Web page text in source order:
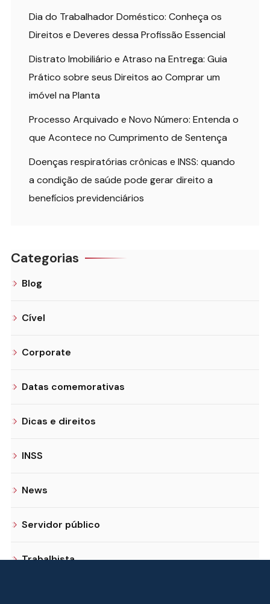
Dia do Trabalhador Doméstico: Conheça os
Direitos e Deveres dessa Profissão Essencial
Distrato Imobiliário e Atraso na Entrega: Guia
Prático sobre seus Direitos ao Comprar um
imóvel na Planta
Processo Arquivado e Novo Número: Entenda o
que Acontece no Cumprimento de Sentença
Doenças respiratórias crônicas e INSS: quando
a condição de saúde pode gerar direito a
benefícios previdenciários
Categorias
Blog
Cível
Corporate
Datas comemorativas
Dicas e direitos
INSS
News
Servidor público
Trabalhista